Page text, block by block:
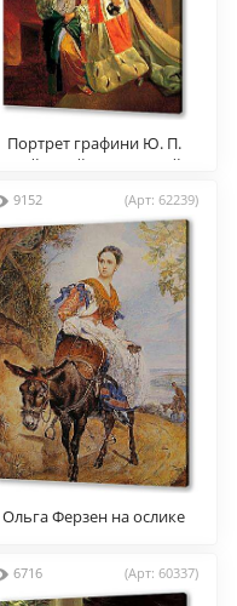
Портрет графини Ю. П.
Самойловой, удаляющейся
дочерью
9152 (Арт: 62239)
Ольга Ферзен на ослике
6716 (Арт: 60337)